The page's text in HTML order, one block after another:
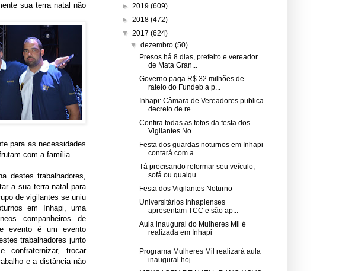
sua terra natal não
para as necessidades
com a família.
destes trabalhadores,
a sua terra natal para
de vigilantes se uniu
em Inhapi, uma
companheiros de
evento é um evento
trabalhadores junto
trocar
e a distância não
► 2019 (609)
► 2018 (472)
▼ 2017 (624)
▼dezembro(50)
Presos há 8 dias, prefeito e vereador
de Mata Gran...
Governo paga R$ 32 milhões de
rateio do Fundeb a p...
Inhapi: Câmara de Vereadores publica
decreto de re...
Confira todas as fotos da festa dos
Vigilantes No...
Festa dos guardas noturnos em Inhapi
contará com a...
Tá precisando reformar seu veículo,
sofá ou qualqu...
Festa dos Vigilantes Noturno
Universitários inhapienses
apresentam TCC e são ap...
Aula inaugural do Mulheres Mil é
realizada em Inhapi
Programa Mulheres Mil realizará aula
inaugural hoj...